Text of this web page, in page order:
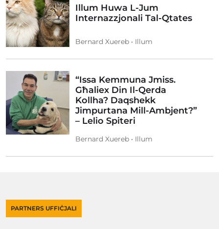
Illum Huwa L-Jum
Internazzjonali Tal-Qtates
Bernard Xuereb • Illum
“Issa Kemmuna Jmiss.
Għaliex Din Il-Qerda
Kollha? Daqshekk
Jimpurtana Mill-Ambjent?”
– Lelio Spiteri
Bernard Xuereb • Illum
PARTNERS UFFIĊJALI